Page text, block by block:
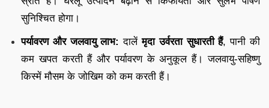
सुनिश्चित होगा।
पर्यावरण और जलवायु लाभ: दालेंमृदा उर्वरता सुधारती हैं, पानी की
कम खपत करती हैं और पर्यावरण के अनुकूल हैं। जलवायु-सहिष्णु
किस्में मौसम के जोखिम को कम करती हैं।